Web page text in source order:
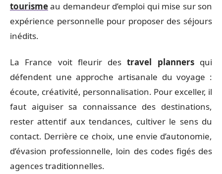
tourismeau demandeur d’emploi qui mise sur son
expérience personnelle pour proposer des séjours
inédits.
La France voit fleurir destravel plannersqui
défendent une approche artisanale du voyage :
écoute, créativité, personnalisation. Pour exceller, il
faut aiguiser sa connaissance des destinations,
rester attentif aux tendances, cultiver le sens du
contact. Derrière ce choix, une envie d’autonomie,
d’évasion professionnelle, loin des codes figés des
agences traditionnelles.